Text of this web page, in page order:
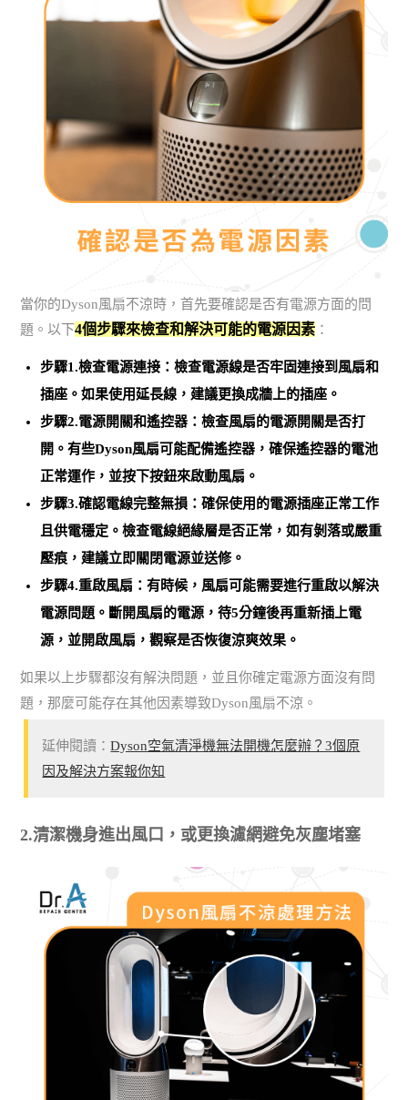
當你的Dyson風扇不涼時，首先要確認是否有電源方面的問
題。以下4個步驟來檢查和解決可能的電源因素 ：
步驟1.檢查電源連接：檢查電源線是否牢固連接到風扇和
插座。如果使用延長線，建議更換成牆上的插座 。
步驟2.電源開關和遙控器：檢查風扇的電源開關是否打
開。有些Dyson風扇可能配備遙控器，確保遙控器的電池
正常運作，並按下按鈕來啟動風扇。
步驟3.確認電線完整無損：確保使用的電源插座正常工作
且供電穩定。檢查電線絕緣層是否正常 ，如有剝落或嚴重
壓痕，建議立即關閉電源並送修。
步驟4.重啟風扇：有時候，風扇可能需要進行重啟以解決
電源問題 。斷開風扇的電源，待5分鐘後再重新插上電
源，並開啟風扇，觀察是否恢復涼爽效果。
如果以上步驟都沒有解決問題，並且你確定電源方面沒有問
題，那麼可能存在其他因素導致Dyson風扇不涼。
延伸閱讀：Dyson空氣清淨機無法開機怎麼辦？3個原
因及解決方案報你知
2.清潔機身進出風口，或更換濾網避免灰塵堵塞